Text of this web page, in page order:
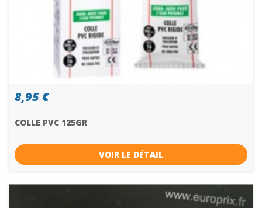
8,95 €
COLLE PVC 125GR
VOIR LE DÉTAIL